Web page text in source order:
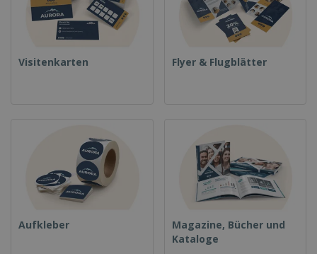
Visitenkarten Flyer & Flugblätter
Aufkleber
Magazine, Bücher und
Kataloge